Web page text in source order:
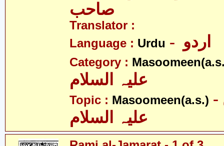
صاحب
Translator :
Language : Urdu
Category :
Topic : Masoomeen(a.s.) - معصومین
علیہ السلام